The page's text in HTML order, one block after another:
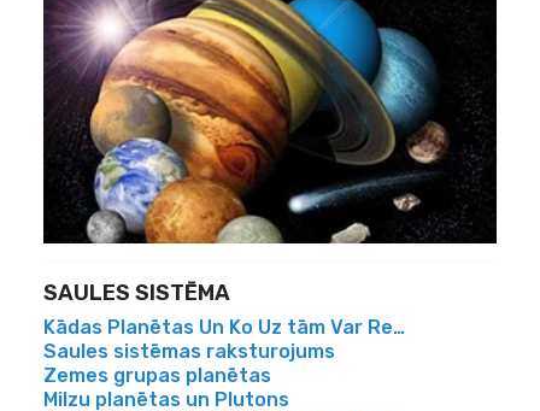
SAULES SISTĒMA
Kādas Planētas Un Ko Uz tām Var Redzēt Ar
Saules sistēmas raksturojums
Zemes grupas planētas
Milzu planētas un Plutons